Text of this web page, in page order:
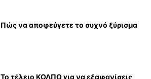
Πώς να αποφεύγετε το συχνό ξύρισμα
Το τέλειο ΚΟΛΠΟ για να εξαφανίσεις